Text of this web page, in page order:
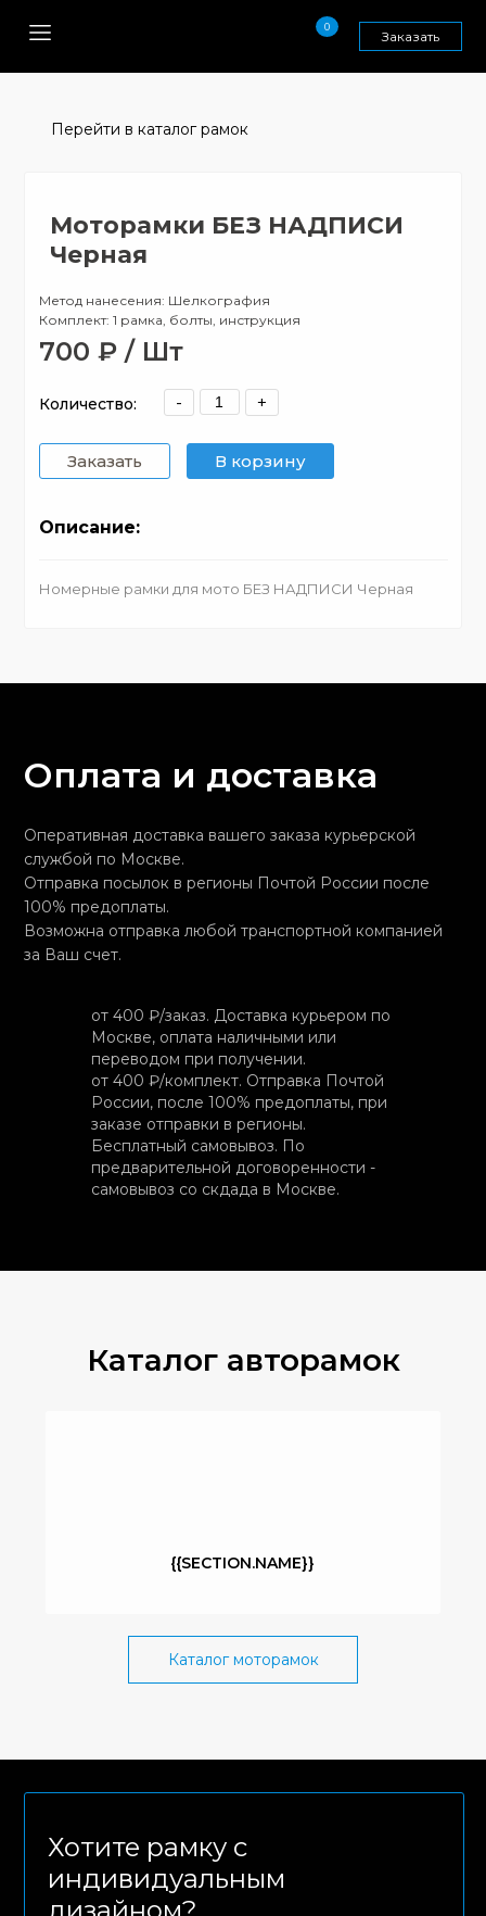
Заказать
0
Перейти в каталог рамок
Моторамки БЕЗ НАДПИСИ
Черная
Метод нанесения: Шелкография
Комплект: 1 рамка, болты, инструкция
700 ₽ / Шт
Количество: - +
Заказать В корзину
Описание:
Номерные рамки для мото БЕЗ НАДПИСИ Черная
Оплата и доставка
Оперативная доставка вашего заказа курьерской
службой по Москве.
Отправка посылок в регионы Почтой России после
100% предоплаты.
Возможна отправка любой транспортной компанией
за Ваш счет.
от 400 ₽/заказ. Доставка курьером по
Москве, оплата наличными или
переводом при получении.
от 400 ₽/комплект. Отправка Почтой
России, после 100% предоплаты, при
заказе отправки в регионы.
Бесплатный самовывоз. По
предварительной договоренности -
самовывоз со скдада в Москве.
Каталог авторамок
{{SECTION.NAME}}
Каталог моторамок
Хотите рамку с
индивидуальным